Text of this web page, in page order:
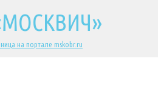
на портале mskobr.ru